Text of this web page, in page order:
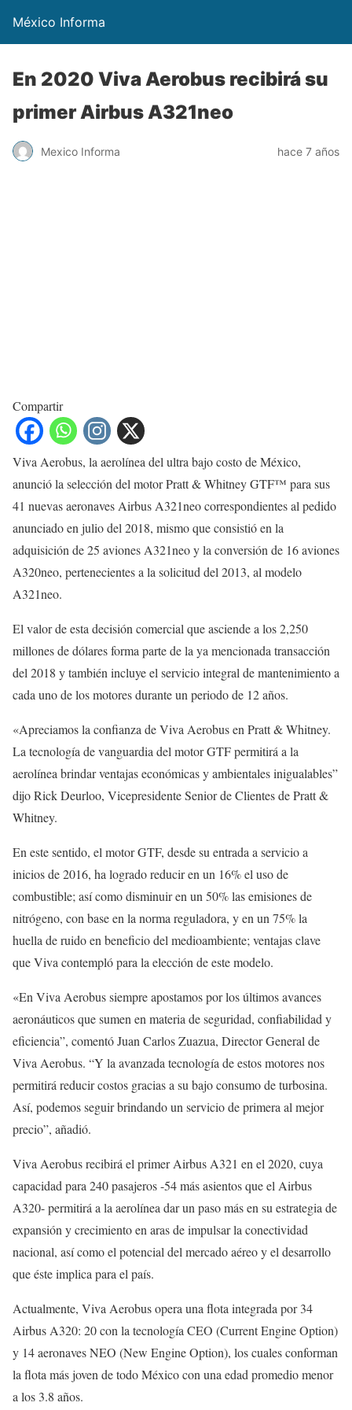
México Informa
En 2020 Viva Aerobus recibirá su
primer Airbus A321neo
Mexico Informa hace 7 años
Compartir
Viva Aerobus, la aerolínea del ultra bajo costo de México,
anunció la selección del motor Pratt & Whitney GTF™ para sus
41 nuevas aeronaves Airbus A321neo correspondientes al pedido
anunciado en julio del 2018, mismo que consistió en la
adquisición de 25 aviones A321neo y la conversión de 16 aviones
A320neo, pertenecientes a la solicitud del 2013, al modelo
A321neo.
El valor de esta decisión comercial que asciende a los 2,250
millones de dólares forma parte de la ya mencionada transacción
del 2018 y también incluye el servicio integral de mantenimiento a
cada uno de los motores durante un periodo de 12 años.
«Apreciamos la confianza de Viva Aerobus en Pratt & Whitney.
La tecnología de vanguardia del motor GTF permitirá a la
aerolínea brindar ventajas económicas y ambientales inigualables”
dijo Rick Deurloo, Vicepresidente Senior de Clientes de Pratt &
Whitney.
En este sentido, el motor GTF, desde su entrada a servicio a
inicios de 2016, ha logrado reducir en un 16% el uso de
combustible; así como disminuir en un 50% las emisiones de
nitrógeno, con base en la norma reguladora, y en un 75% la
huella de ruido en beneficio del medioambiente; ventajas clave
que Viva contempló para la elección de este modelo.
«En Viva Aerobus siempre apostamos por los últimos avances
aeronáuticos que sumen en materia de seguridad, confiabilidad y
eficiencia”, comentó Juan Carlos Zuazua, Director General de
Viva Aerobus. “Y la avanzada tecnología de estos motores nos
permitirá reducir costos gracias a su bajo consumo de turbosina.
Así, podemos seguir brindando un servicio de primera al mejor
precio”, añadió.
Viva Aerobus recibirá el primer Airbus A321 en el 2020, cuya
capacidad para 240 pasajeros -54 más asientos que el Airbus
A320- permitirá a la aerolínea dar un paso más en su estrategia de
expansión y crecimiento en aras de impulsar la conectividad
nacional, así como el potencial del mercado aéreo y el desarrollo
que éste implica para el país.
Actualmente, Viva Aerobus opera una flota integrada por 34
Airbus A320: 20 con la tecnología CEO (Current Engine Option)
y 14 aeronaves NEO (New Engine Option), los cuales conforman
la flota más joven de todo México con una edad promedio menor
a los 3.8 años.